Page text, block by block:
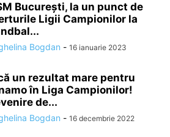
București, la un punct de
Ligii Campionilor la
Bogdan - 16 ianuarie 2023
un rezultat mare pentru
în Liga Campionilor!
de...
Bogdan - 16 decembrie 2022